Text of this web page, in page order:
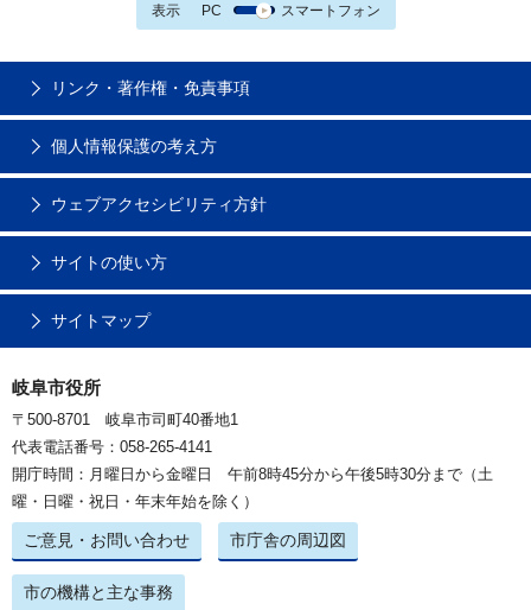
表示 PC スマートフォン
リンク・著作権・免責事項
個人情報保護の考え方
ウェブアクセシビリティ方針
サイトの使い方
サイトマップ
岐阜市役所
〒500-8701 岐阜市司町40番地1
代表電話番号：058-265-4141
開庁時間：月曜日から金曜日 午前8時45分から午後5時30分まで（土
曜・日曜・祝日・年末年始を除く）
ご意見・お問い合わせ 市庁舎の周辺図
市の機構と主な事務